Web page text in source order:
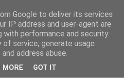
Google to deliver its services
IP address and user-agent are
with performance and security
service, generate usage
address abuse.
MORE GOT IT